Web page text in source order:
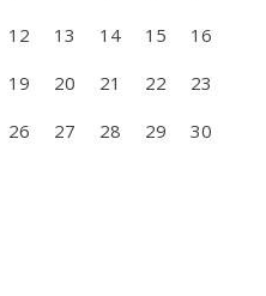
12 13 14 15
16
19 20 21 22
23
26 27 28 29
30